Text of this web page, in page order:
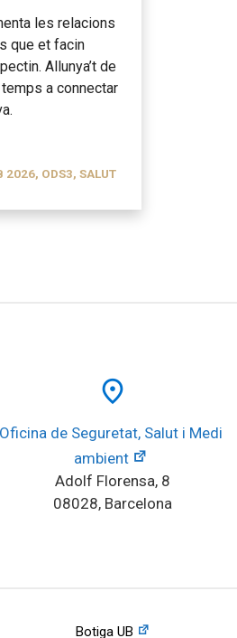
les relacions
que et facin
Allunya’t de
a connectar
2026, ODS3, SALUT
place
Oficina de Seguretat, Salut i Medi
ambient
Adolf Florensa, 8
08028, Barcelona
Botiga UB